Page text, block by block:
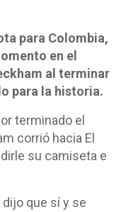
para Colombia,
en el
al terminar
para la historia.
terminado el
corrió hacia El
su camiseta e
que sí y se